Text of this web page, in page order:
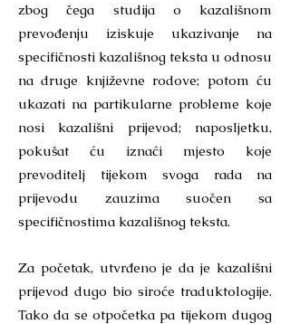
zbog čega studija o kazališnom
prevođenju iziskuje ukazivanje na
specifičnosti kazališnog teksta u odnosu
na druge književne rodove; potom ću
ukazati na partikularne probleme koje
nosi kazališni prijevod; naposljetku,
pokušat ću iznaći mjesto koje
prevoditelj tijekom svoga rada na
prijevodu zauzima suočen sa
specifičnostima kazališnog teksta.
Za početak, utvrđeno je da je kazališni
prijevod dugo bio siroće traduktologije.
Tako da se otpočetka pa tijekom dugog